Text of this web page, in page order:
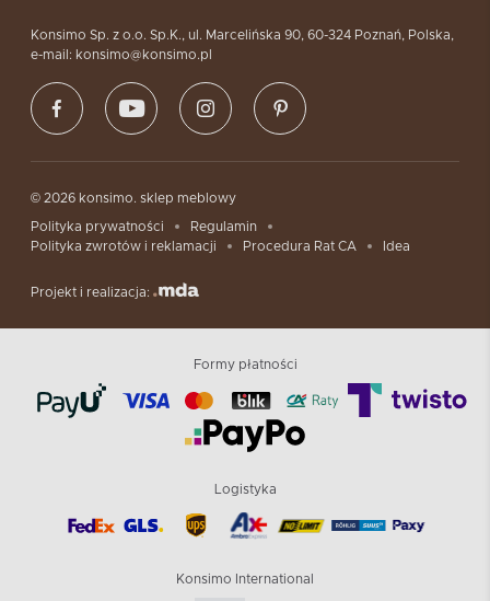
Konsimo Sp. z o.o. Sp.K., ul. Marcelińska 90, 60-324 Poznań, Polska,
e-mail: konsimo@konsimo.pl
© 2026 konsimo. sklep meblowy
Polityka prywatności
Regulamin
Polityka zwrotów i reklamacji
Procedura Rat CA Idea
Projekt i realizacja:
Formy płatności
Logistyka
Konsimo International